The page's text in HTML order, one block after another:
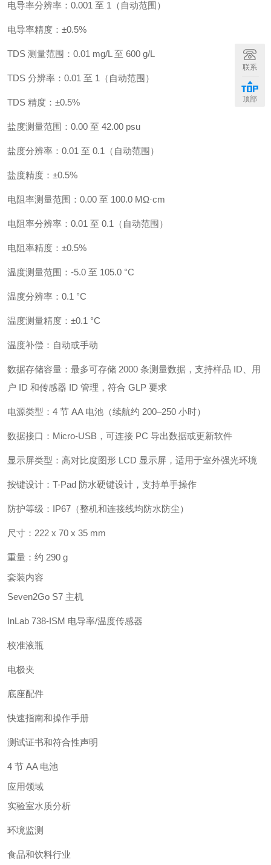
电导率分辨率：0.001 至 1（自动范围）
电导率精度：±0.5%
TDS 测量范围：0.01 mg/L 至 600 g/L
TDS 分辨率：0.01 至 1（自动范围）
TDS 精度：±0.5%
盐度测量范围：0.00 至 42.00 psu
盐度分辨率：0.01 至 0.1（自动范围）
盐度精度：±0.5%
电阻率测量范围：0.00 至 100.0 MΩ·cm
电阻率分辨率：0.01 至 0.1（自动范围）
电阻率精度：±0.5%
温度测量范围：-5.0 至 105.0 °C
温度分辨率：0.1 °C
温度测量精度：±0.1 °C
温度补偿：自动或手动
数据存储容量：最多可存储 2000 条测量数据，支持样品 ID、用
户 ID 和传感器 ID 管理，符合 GLP 要求
电源类型：4 节 AA 电池（续航约 200–250 小时）
数据接口：Micro-USB，可连接 PC 导出数据或更新软件
显示屏类型：高对比度图形 LCD 显示屏，适用于室外强光环境
按键设计：T-Pad 防水硬键设计，支持单手操作
防护等级：IP67（整机和连接线均防水防尘）
尺寸：222 x 70 x 35 mm
重量：约 290 g
套装内容
Seven2Go S7 主机
InLab 738-ISM 电导率/温度传感器
校准液瓶
电极夹
底座配件
快速指南和操作手册
测试证书和符合性声明
4 节 AA 电池
应用领域
实验室水质分析
环境监测
食品和饮料行业
联系
顶部